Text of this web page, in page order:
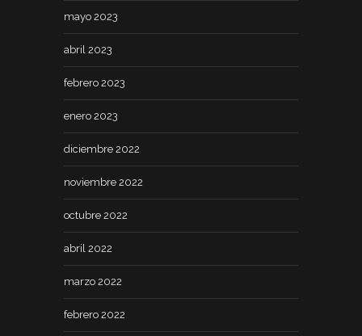
mayo 2023
abril 2023
febrero 2023
enero 2023
diciembre 2022
noviembre 2022
octubre 2022
abril 2022
marzo 2022
febrero 2022